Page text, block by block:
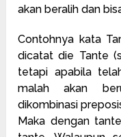
akan beralih dan
Contohnya kata
dicatat die Tante
tetapi apabila
malah akan
dikombinasi
Maka dengan